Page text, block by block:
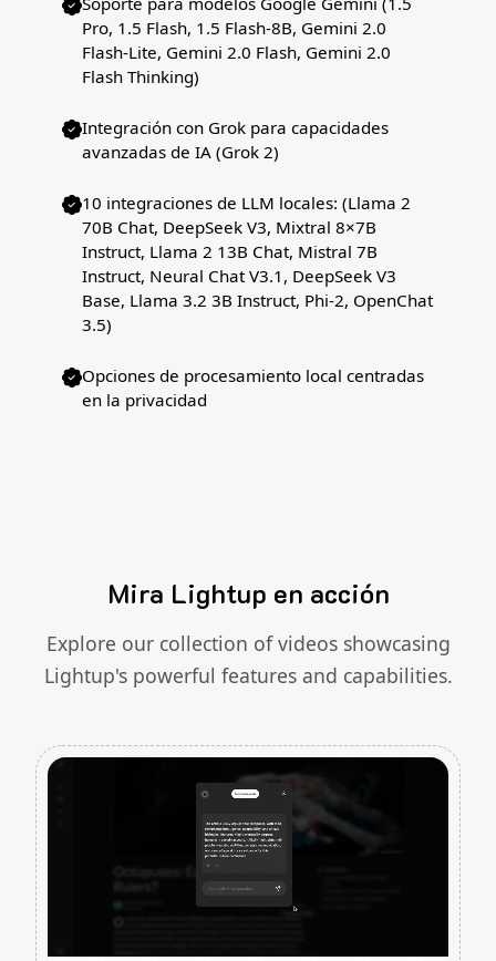
Pro, 1.5 Flash, 1.5 Flash-8B, Gemini 2.0
Flash-Lite, Gemini 2.0 Flash, Gemini 2.0
Flash Thinking)
Integración con Grok para capacidades
avanzadas de IA (Grok 2)
10 integraciones de LLM locales: (Llama 2
70B Chat, DeepSeek V3, Mixtral 8×7B
Instruct, Llama 2 13B Chat, Mistral 7B
Instruct, Neural Chat V3.1, DeepSeek V3
Base, Llama 3.2 3B Instruct, Phi-2, OpenChat
3.5)
Opciones de procesamiento local centradas
en la privacidad
Mira Lightup en acción
Explore our collection of videos showcasing
Lightup's powerful features and capabilities.